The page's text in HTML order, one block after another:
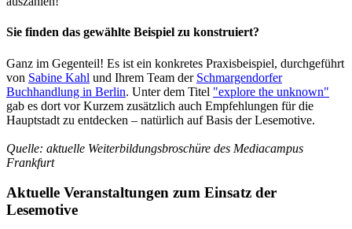
Sie finden das gewählte Beispiel zu konstruiert?
Ganz im Gegenteil! Es ist ein konkretes Praxisbeispiel, durchgeführt
von Sabine Kahl und Ihrem Team der Schmargendorfer
Buchhandlung in Berlin. Unter dem Titel "explore the unknown"
gab es dort vor Kurzem zusätzlich auch Empfehlungen für die
Hauptstadt zu entdecken – natürlich auf Basis der Lesemotive.
Quelle: aktuelle Weiterbildungsbroschüre des Mediacampus
Frankfurt
Aktuelle Veranstaltungen zum Einsatz der
Lesemotive